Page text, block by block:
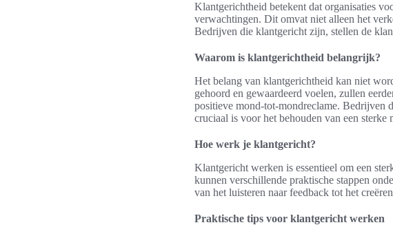
Klantgerichtheid betekent dat organisaties
verwachtingen. Dit omvat niet alleen het
Bedrijven die klantgericht zijn, stellen de
Waarom is klantgerichtheid belangrijk?
Het belang van klantgerichtheid kan niet
gehoord en gewaardeerd voelen, zullen
positieve mond-tot-mondreclame. Bedrijven
cruciaal is voor het behouden van een sterke
Hoe werk je klantgericht?
Klantgericht werken is essentieel om een
kunnen verschillende praktische stappen
van het luisteren naar feedback tot het
Praktische tips voor klantgericht werken